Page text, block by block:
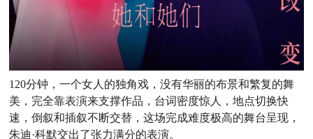
120分钟，一个女人的独角戏，没有华丽的布景和繁复的舞
美，完全靠表演来支撑作品，台词密度惊人，地点切换快
速，倒叙和插叙不断交替，这场完成难度极高的舞台呈现，
朱迪·科默交出了张力满分的表演。